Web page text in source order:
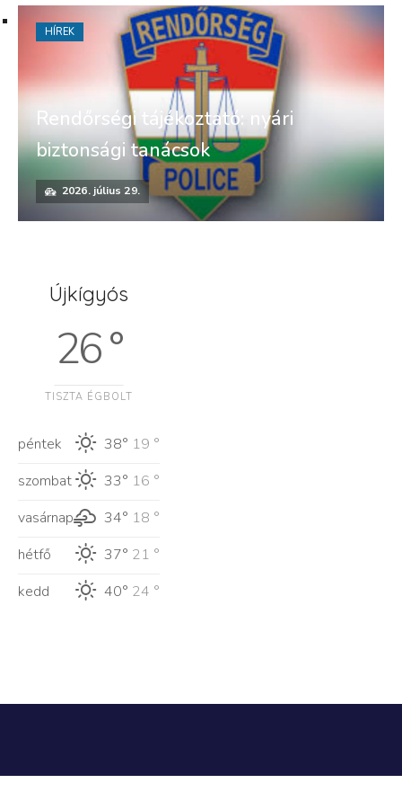
Rendőrségi tájékoztató: nyári
biztonsági tanácsok
2026. július 29.
HÍREK
Újkígyós
26 °
TISZTA ÉGBOLT
péntek 38° 19 °
szombat
33° 16 °
vasárnap
34° 18 °
hétfő
37° 21 °
kedd
40° 24 °